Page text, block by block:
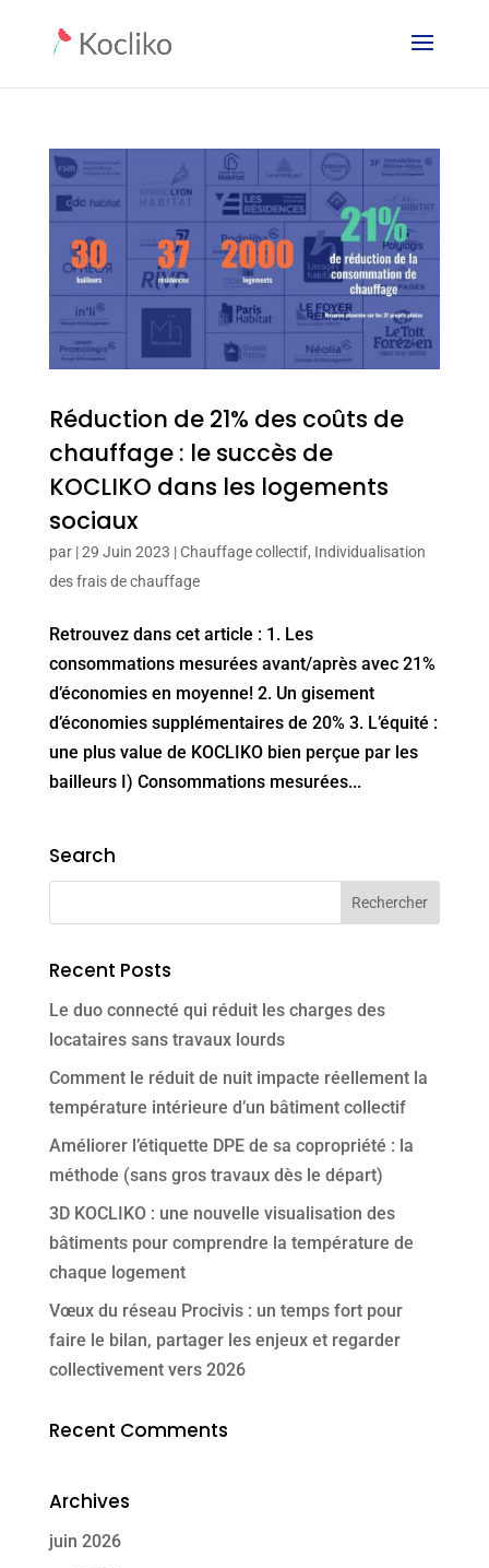
Réduction de 21% des coûts de
chauffage : le succès de
KOCLIKO dans les logements
sociaux
par |29 Juin 2023 |Chauffage collectif, Individualisation
des frais de chauffage
Retrouvez dans cet article : 1. Les
consommations mesurées avant/après avec 21%
d’économies en moyenne! 2. Un gisement
d’économies supplémentaires de 20% 3. L’équité :
une plus value de KOCLIKO bien perçue par les
bailleurs I) Consommations mesurées...
Search
Recent Posts
Le duo connecté qui réduit les charges des
locataires sans travaux lourds
Comment le réduit de nuit impacte réellement la
température intérieure d’un bâtiment collectif
Améliorer l’étiquette DPE de sa copropriété : la
méthode (sans gros travaux dès le départ)
3D KOCLIKO : une nouvelle visualisation des
bâtiments pour comprendre la température de
chaque logement
Vœux du réseau Procivis : un temps fort pour
faire le bilan, partager les enjeux et regarder
collectivement vers 2026
Recent Comments
Archives
juin 2026